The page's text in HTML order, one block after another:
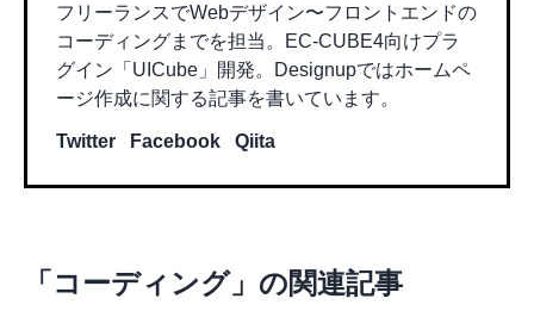
フリーランスでWebデザイン〜フロントエンドの
コーディングまでを担当。EC-CUBE4向けプラ
グイン「UICube」開発。Designupではホームペ
ージ作成に関する記事を書いています。
Twitter Facebook Qiita
「コーディング」の関連記事